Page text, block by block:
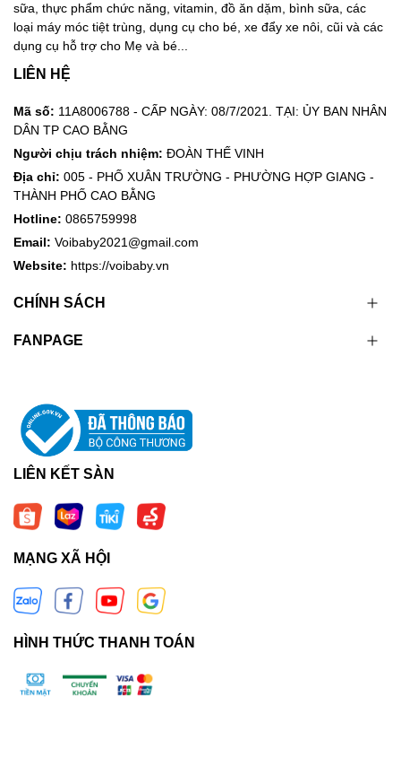
sữa, thực phẩm chức năng, vitamin, đồ ăn dặm, bình sữa, các
loại máy móc tiệt trùng, dụng cụ cho bé, xe đẩy xe nôi, cũi và các
dụng cụ hỗ trợ cho Mẹ và bé...
LIÊN HỆ
Mã số: 11A8006788 - CẤP NGÀY: 08/7/2021. TẠI: ỦY BAN NHÂN
DÂN TP CAO BẰNG
Người chịu trách nhiệm: ĐOÀN THẾ VINH
Địa chỉ: 005 - PHỐ XUÂN TRƯỜNG - PHƯỜNG HỢP GIANG -
THÀNH PHỐ CAO BẰNG
Hotline: 0865759998
Email: Voibaby2021@gmail.com
Website: https://voibaby.vn
CHÍNH SÁCH
FANPAGE
LIÊN KẾT SÀN
MẠNG XÃ HỘI
HÌNH THỨC THANH TOÁN